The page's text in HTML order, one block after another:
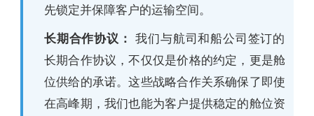
先锁定并保障客户的运输空间。
长期合作协议：我们与航司和船公司签订的
长期合作协议，不仅仅是价格的约定，更是舱
位供给的承诺。这些战略合作关系确保了即使
在高峰期，我们也能为客户提供稳定的舱位资